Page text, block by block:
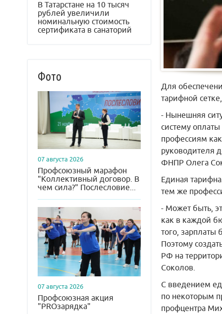
В Татарстане на 10 тысяч
рублей увеличили
номинальную стоимость
сертификата в санаторий
Фото
07 августа 2026
Профсоюзный марафон
"Коллективный договор. В
чем сила?" Послесловие...
07 августа 2026
Профсоюзная акция
"PROзарядка"
Для
тарифной
- Нынешняя
систему
профессиям
руководителя
ФНПР Олега
Единая
тем же
- Может быть,
как в каждой
того, зарплаты
Поэтому
РФ на
Соколов.
С введением
по некоторым
профцентра